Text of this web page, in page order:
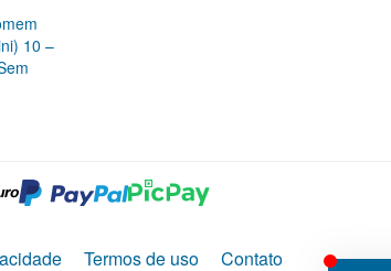
10 –
Termos de uso Contato